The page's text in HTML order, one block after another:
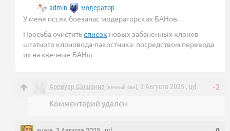
admin модератор
У меня иссяк боезапас модераторских БАНов.
Просьба очиститьсписок новых забаненных клонов
штатного клоновода-пакостника посредством перевода
их на «вечные БАНы
-2
Аревуар Шошанна [вечный бан] , 3 Августа 2025 , url
Комментарий удален